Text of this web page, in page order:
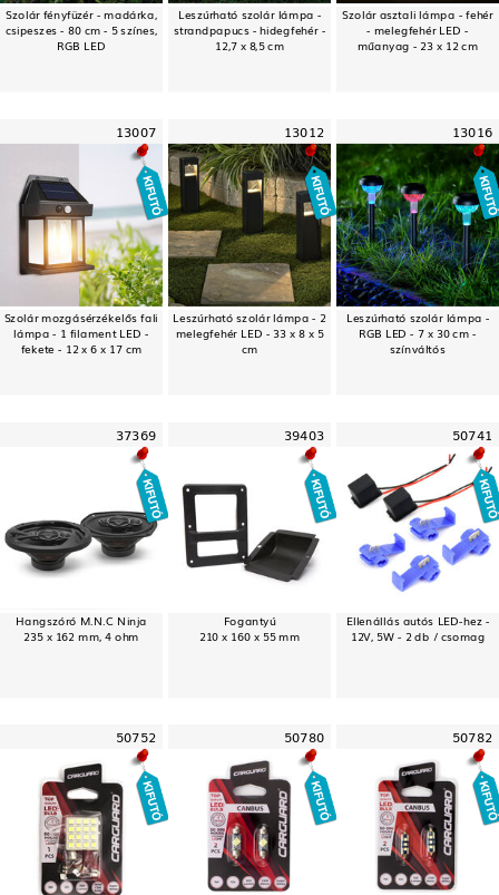
Szolár fényfüzér - madárka,
csipeszes - 80 cm - 5 színes,
RGB LED
Leszúrható szolár lámpa -
strandpapucs - hidegfehér -
12,7 x 8,5 cm
Szolár asztali lámpa - fehér
- melegfehér LED -
műanyag - 23 x 12 cm
13007
Szolár mozgásérzékelős fali
lámpa - 1 filament LED -
fekete - 12 x 6 x 17 cm
13012
Leszúrható szolár lámpa - 2
melegfehér LED - 33 x 8 x 5
cm
13016
Leszúrható szolár lámpa -
RGB LED - 7 x 30 cm -
színváltós
37369
Hangszóró M.N.C Ninja
235 x 162 mm, 4 ohm
39403
Fogantyú
210 x 160 x 55 mm
50741
Ellenállás autós LED-hez -
12V, 5W - 2 db / csomag
50752 50780 50782